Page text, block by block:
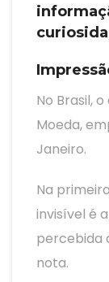
No Brasil,
Moeda,
Janeiro.
Na
invisível é
percebida
nota.